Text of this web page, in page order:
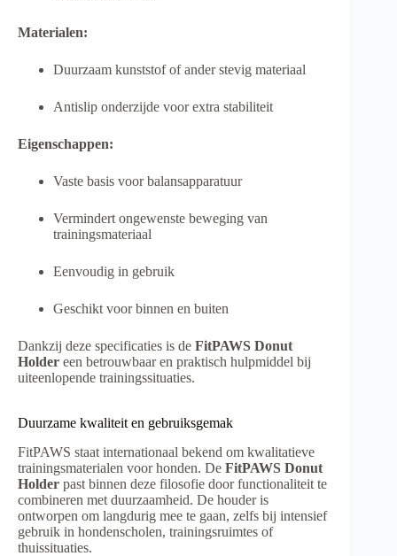
Materialen:
Duurzaam kunststof of ander stevig materiaal
Antislip onderzijde voor extra stabiliteit
Eigenschappen:
Vaste basis voor balansapparatuur
Vermindert ongewenste beweging van
trainingsmateriaal
Eenvoudig in gebruik
Geschikt voor binnen en buiten
Dankzij deze specificaties is de FitPAWS Donut
Holder een betrouwbaar en praktisch hulpmiddel bij
uiteenlopende trainingssituaties.
Duurzame kwaliteit en gebruiksgemak
FitPAWS staat internationaal bekend om kwalitatieve
trainingsmaterialen voor honden. De FitPAWS Donut
Holder past binnen deze filosofie door functionaliteit te
combineren met duurzaamheid. De houder is
ontworpen om langdurig mee te gaan, zelfs bij intensief
gebruik in hondenscholen, trainingsruimtes of
thuissituaties.